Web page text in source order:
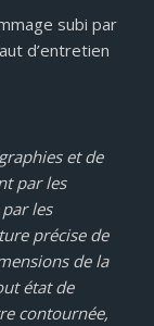
subi par
d’entretien
et de
par les
les
précise de
de la
état de
contournée,